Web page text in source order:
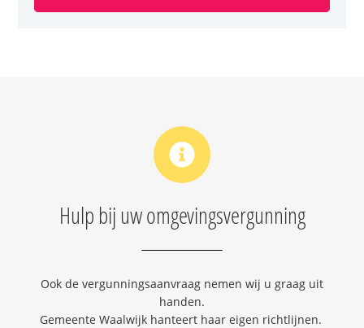
Hulp bij uw omgevingsvergunning
Ook de vergunningsaanvraag nemen wij u graag uit
handen.
Gemeente Waalwijk hanteert haar eigen richtlijnen.